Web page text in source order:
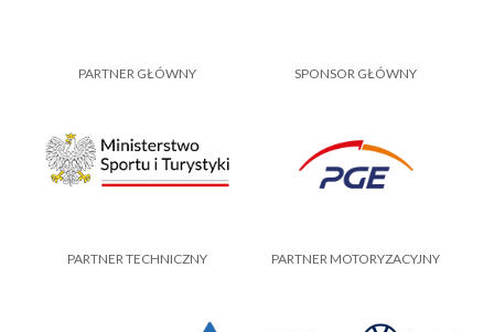
PARTNER GŁÓWNY SPONSOR GŁÓWNY
PARTNER TECHNICZNY PARTNER MOTORYZACYJNY